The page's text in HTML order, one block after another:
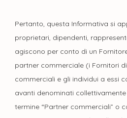
Pertanto, questa Informativa si
proprietari, dipendenti,
agiscono per conto di un
partner commerciale (i Fornitori
commerciali e gli individui a essi
avanti denominati
termine “Partner commerciali” o